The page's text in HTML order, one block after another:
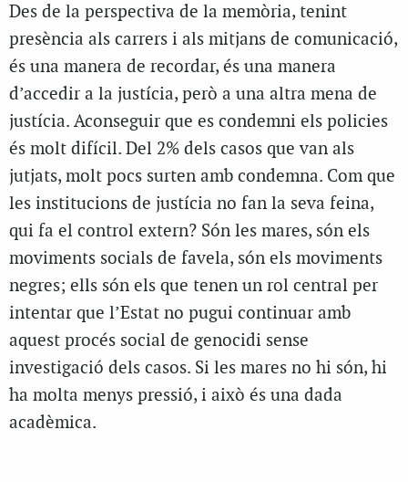
Des de la perspectiva de la memòria, tenint
presència als carrers i als mitjans de comunicació,
és una manera de recordar, és una manera
d’accedir a la justícia, però a una altra mena de
justícia. Aconseguir que es condemni els policies
és molt difícil. Del 2% dels casos que van als
jutjats, molt pocs surten amb condemna. Com que
les institucions de justícia no fan la seva feina,
qui fa el control extern? Són les mares, són els
moviments socials de favela, són els moviments
negres; ells són els que tenen un rol central per
intentar que l’Estat no pugui continuar amb
aquest procés social de genocidi sense
investigació dels casos. Si les mares no hi són, hi
ha molta menys pressió, i això és una dada
acadèmica.